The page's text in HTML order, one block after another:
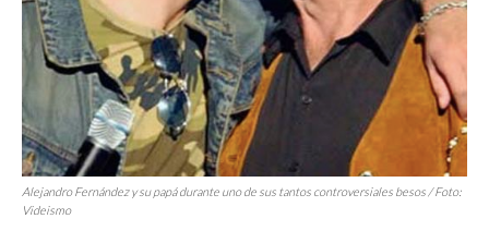
Alejandro Fernández y su papá durante uno de sus tantos controversiales besos / Foto:
Videismo